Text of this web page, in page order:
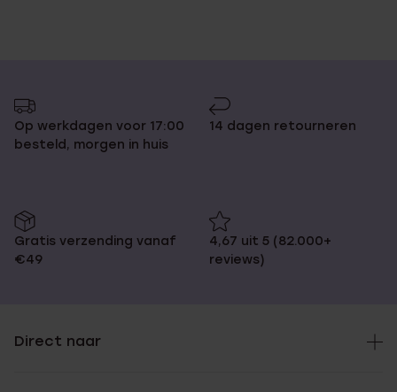
Op werkdagen voor 17:00
besteld, morgen in huis
14 dagen retourneren
Gratis verzending vanaf
€49
4,67 uit 5 (82.000+
reviews)
Direct naar